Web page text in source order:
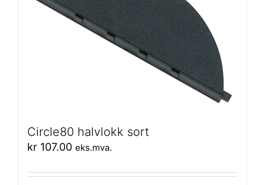
Circle80 halvlokk sort
kr 107.00 eks.mva.